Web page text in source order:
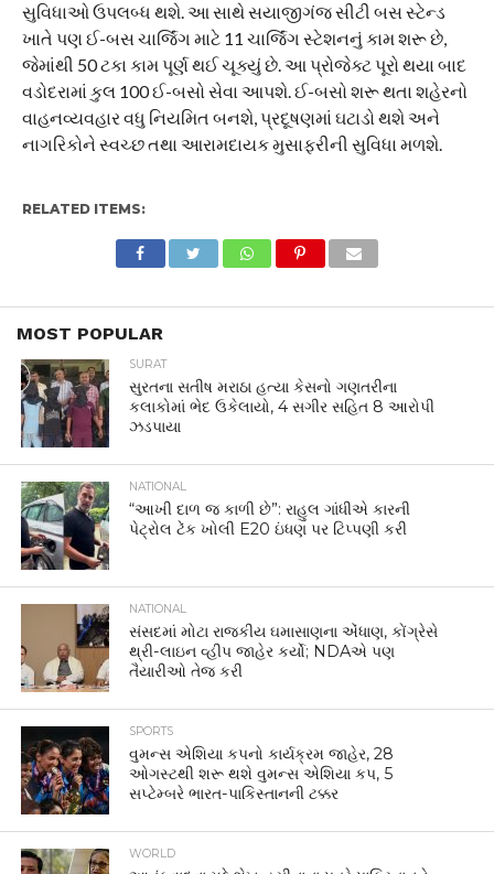
સુવિધાઓ ઉપલબ્ધ થશે. આ સાથે સયાજીગંજ સીટી બસ સ્ટેન્ડ
ખાતે પણ ઈ-બસ ચાર્જિંગ માટે 11 ચાર્જિંગ સ્ટેશનનું કામ શરૂ છે,
જેમાંથી 50 ટકા કામ પૂર્ણ થઈ ચૂક્યું છે. આ પ્રોજેક્ટ પૂરો થયા બાદ
વડોદરામાં કુલ 100 ઈ-બસો સેવા આપશે. ઈ-બસો શરૂ થતા શહેરનો
વાહનવ્યવહાર વધુ નિયમિત બનશે, પ્રદૂષણમાં ઘટાડો થશે અને
નાગરિકોને સ્વચ્છ તથા આરામદાયક મુસાફરીની સુવિધા મળશે.
RELATED ITEMS:
MOST POPULAR
SURAT
સુરતના સતીષ મરાઠા હત્યા કેસનો ગણતરીના
કલાકોમાં ભેદ ઉકેલાયો, 4 સગીર સહિત 8 આરોપી
ઝડપાયા
NATIONAL
“આખી દાળ જ કાળી છે”: રાહુલ ગાંધીએ કારની
પેટ્રોલ ટેંક ખોલી E20 ઇંધણ પર ટિપ્પણી કરી
NATIONAL
સંસદમાં મોટા રાજકીય ઘમાસાણના એંધાણ, કોંગ્રેસે
થ્રી-લાઇન વ્હીપ જાહેર કર્યો; NDAએ પણ
તૈયારીઓ તેજ કરી
SPORTS
વુમન્સ એશિયા કપનો કાર્યક્રમ જાહેર, 28
ઓગસ્ટથી શરૂ થશે વુમન્સ એશિયા કપ, 5
સપ્ટેમ્બરે ભારત-પાકિસ્તાનની ટક્કર
WORLD